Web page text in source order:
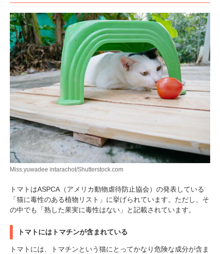
Miss.yuwadee intarachot/Shutterstock.com
トマトはASPCA（アメリカ動物虐待防止協会）の発表している
「猫に毒性のある植物リスト」に挙げられています。ただし、そ
の中でも「熟した果実に毒性はない」と記載されています。
トマトにはトマチンが含まれている
トマトには、トマチンという猫にとってかなり危険な成分が含ま